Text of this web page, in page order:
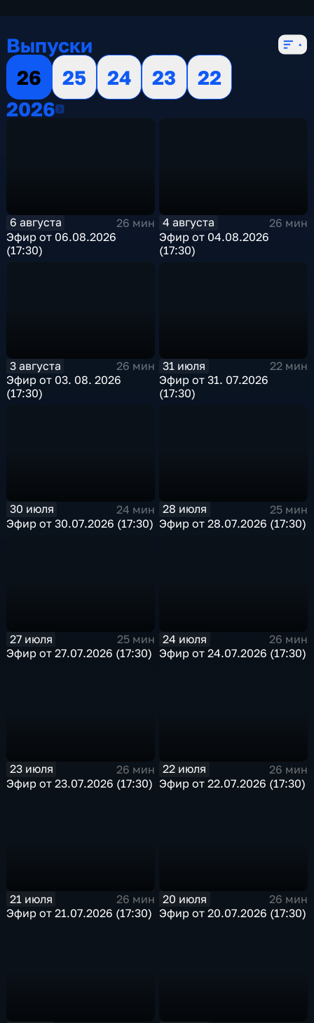
Выпуски
26
25 24 23
22
20262026
6 августа
26 мин
Эфир от 06.08.2026
(17:30)
4 августа
26 мин
Эфир от 04.08.2026
(17:30)
3 августа
26 мин
Эфир от 03. 08. 2026
(17:30)
31 июля
22 мин
Эфир от 31. 07.2026
(17:30)
30 июля
24 мин
Эфир от 30.07.2026 (17:30)
28 июля
25 мин
Эфир от 28.07.2026 (17:30)
27 июля
25 мин
Эфир от 27.07.2026 (17:30)
24 июля
26 мин
Эфир от 24.07.2026 (17:30)
23 июля
26 мин
Эфир от 23.07.2026 (17:30)
22 июля
26 мин
Эфир от 22.07.2026 (17:30)
21 июля
26 мин
Эфир от 21.07.2026 (17:30)
20 июля
26 мин
Эфир от 20.07.2026 (17:30)